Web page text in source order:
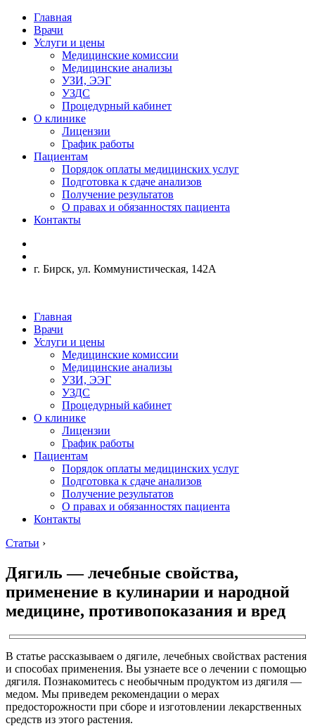
Главная
Врачи
Услуги и цены
Медицинские комиссии
Медицинские анализы
УЗИ, ЭЭГ
УЗДС
Процедурный кабинет
О клинике
Лицензии
График работы
Пациентам
Порядок оплаты медицинских услуг
Подготовка к сдаче анализов
Получение результатов
О правах и обязанностях пациента
Контакты
г. Бирск, ул. Коммунистическая, 142А
Главная
Врачи
Услуги и цены
Медицинские комиссии
Медицинские анализы
УЗИ, ЭЭГ
УЗДС
Процедурный кабинет
О клинике
Лицензии
График работы
Пациентам
Порядок оплаты медицинских услуг
Подготовка к сдаче анализов
Получение результатов
О правах и обязанностях пациента
Контакты
Статьи ›
Дягиль — лечебные свойства,
применение в кулинарии и народной
медицине, противопоказания и вред
В статье рассказываем о дягиле, лечебных свойствах растения
и способах применения. Вы узнаете все о лечении с помощью
дягиля. Познакомитесь с необычным продуктом из дягиля —
медом. Мы приведем рекомендации о мерах
предосторожности при сборе и изготовлении лекарственных
средств из этого растения.